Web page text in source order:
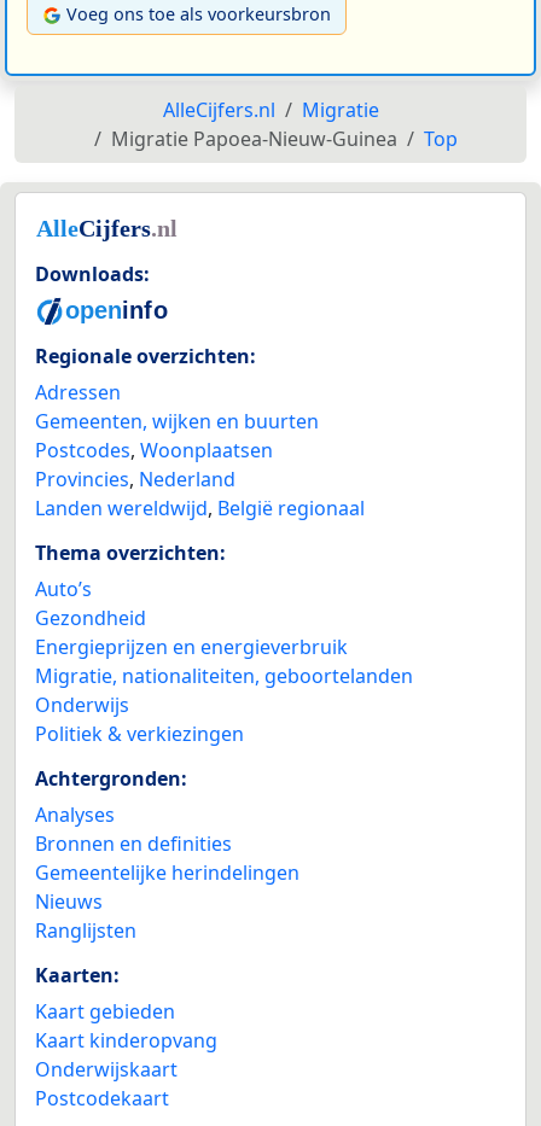
Voeg ons toe als voorkeursbron
AlleCijfers.nl
Migratie
Migratie Papoea-Nieuw-Guinea
Top
Downloads:
Regionale overzichten:
Adressen
Gemeenten, wijken en buurten
Postcodes, Woonplaatsen
Provincies, Nederland
Landen wereldwijd, België regionaal
Thema overzichten:
Auto’s
Gezondheid
Energieprijzen en energieverbruik
Migratie, nationaliteiten, geboortelanden
Onderwijs
Politiek & verkiezingen
Achtergronden:
Analyses
Bronnen en definities
Gemeentelijke herindelingen
Nieuws
Ranglijsten
Kaarten:
Kaart gebieden
Kaart kinderopvang
Onderwijskaart
Postcodekaart